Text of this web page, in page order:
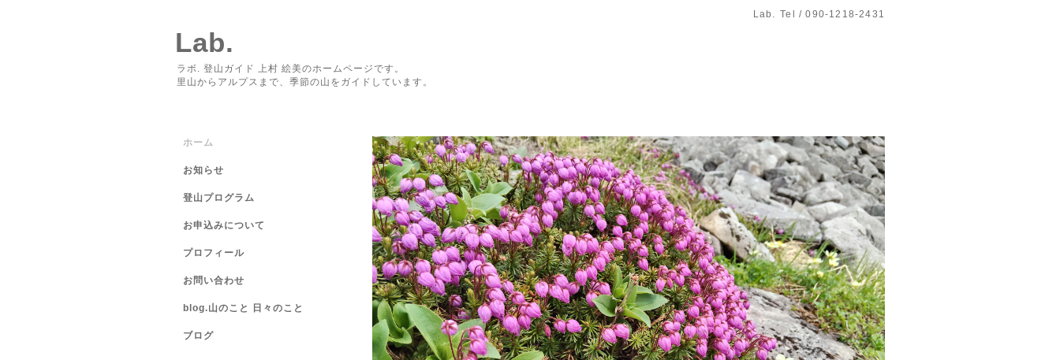
Lab. Tel / 090-1218-2431
Lab.
ラボ. 登山ガイド 上村 絵美のホームページです。
里山からアルプスまで、季節の山をガイドしています。
ホーム
お知らせ
登山プログラム
お申込みについて
プロフィール
お問い合わせ
blog.山のこと 日々のこと
ブログ